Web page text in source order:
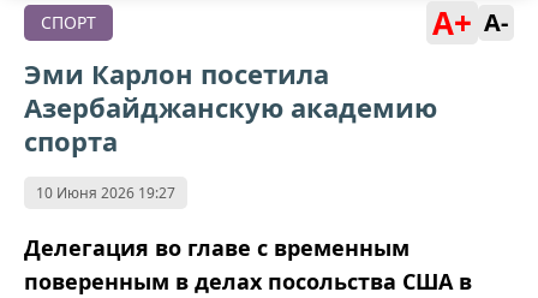
СПОРТ A+ A-
Эми Карлон посетила
Азербайджанскую академию
спорта
10 Июня 2026 19:27
Делегация во главе с временным
поверенным в делах посольства США в